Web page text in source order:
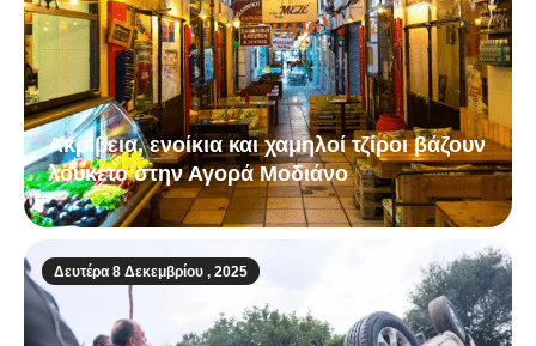
Ακρίβεια, ενοίκια και χαμηλοί τζίροι βάζουν
λουκέτο στην Αγορά Μοδιάνο
Δευτέρα 8 Δεκεμβρίου , 2025